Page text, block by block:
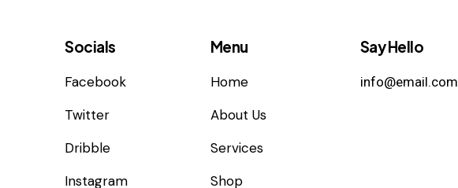
Socials
Facebook
Twitter
Dribble
Instagram
Menu
Home
About Us
Services
Shop
Say Hello
info@email.com